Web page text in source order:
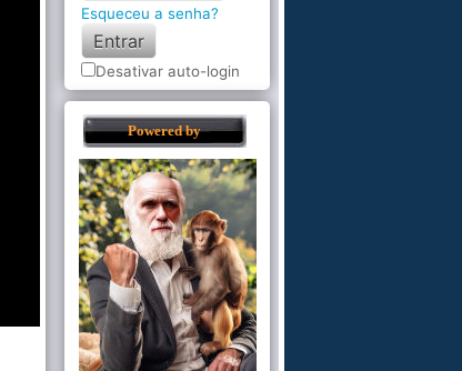
Esqueceu a senha?
Desativar auto-login
Powered by